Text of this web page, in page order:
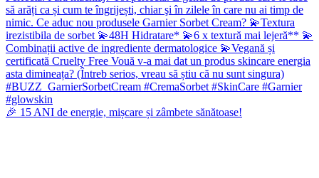
🎉 15 ANI de energie, mișcare și zâmbete sănătoase!